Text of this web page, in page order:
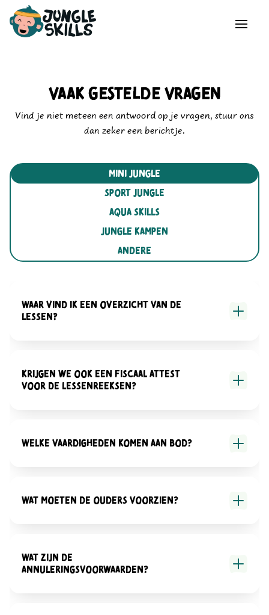
Vaak gestelde vragen
Vind je niet meteen een antwoord op je vragen, stuur ons
dan zeker een berichtje.
Mini jungle
sport jungle
aqua skills
jungle kampen
andere
Waar vind ik een overzicht van de
lessen?
Krijgen we ook een fiscaal attest
voor de lessenreeksen?
Welke vaardigheden komen aan bod?
Wat moeten de ouders voorzien?
Wat zijn de
annuleringsvoorwaarden?